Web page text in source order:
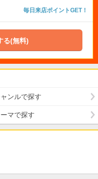
毎日来店ポイントGET！
る(無料)
ンルで探す
マで探す